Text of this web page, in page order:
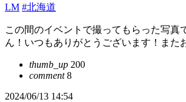
LM #北海道
この間のイベントで撮ってもらった写真
ん！いつもありがとうございます！また
thumb_up 200
comment8
2024/06/13 14:54